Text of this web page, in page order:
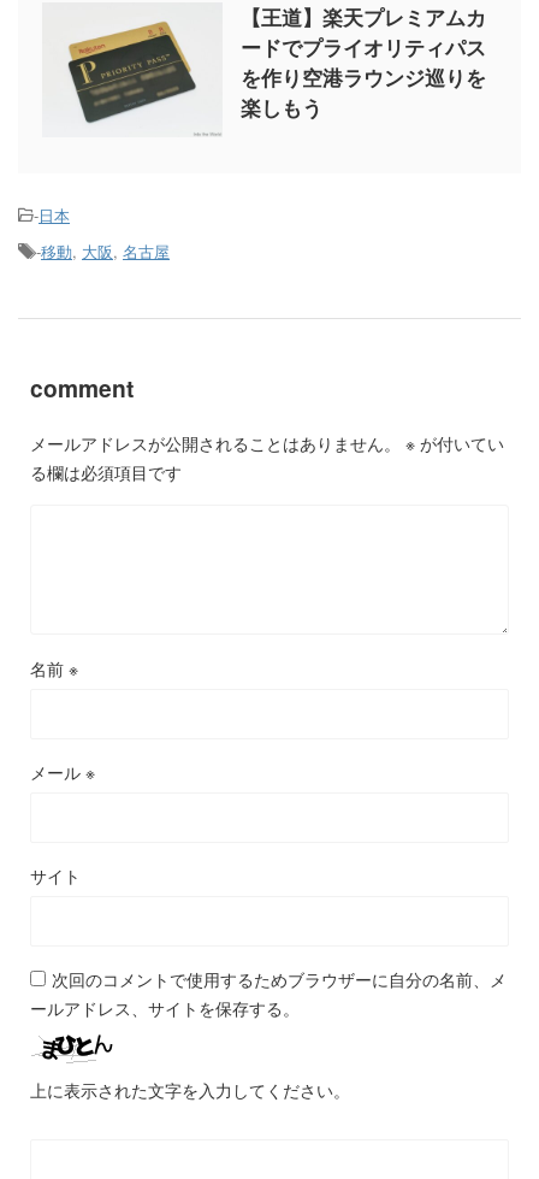
【王道】楽天プレミアムカ
ードでプライオリティパス
を作り空港ラウンジ巡りを
楽しもう
-日本
-移動, 大阪, 名古屋
comment
メールアドレスが公開されることはありません。 ※ が付いてい
る欄は必須項目です
名前 ※
メール ※
サイト
次回のコメントで使用するためブラウザーに自分の名前、メ
ールアドレス、サイトを保存する。
上に表示された文字を入力してください。